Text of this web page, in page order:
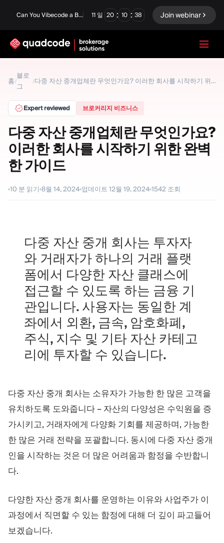
Can You Vibecode a Brokerage Platform? 11 일 20 : 10 : 37 Join webinar
홈 /
블로
그
/ 다중 자산 중개업체란 무엇인가요? 이러한 회사를 시작하기 위한 완벽한 가이드
Expert reviewed 브로커리지 비즈니스
다중 자산 중개업체란 무엇인가요?
이러한 회사를 시작하기 위한 완벽
한 가이드
10 분 읽기 8월 14, 2024 업데이트 12월 19, 2024 1542 조회
다중 자산 중개 회사는 투자자
와 거래자가 하나의 거래 플랫
폼에서 다양한 자산 클래스에
접근할 수 있도록 하는 금융 기
관입니다. 사용자는 동일한 계
좌에서 외환, 금속, 암호화폐,
주식, 지수 및 기타 자산 카테고
리에 투자할 수 있습니다.
다중 자산 중개 회사는 소유자가 가능한 한 많은 고객을
유치하도록 도와줍니다 – 자산의 다양성은 수익원을 증
가시키고, 거래자에게 다양화 기회를 제공하며, 가능한
한 많은 거래 전략을 포괄합니다. 동시에 다중 자산 중개
인을 시작하는 것은 더 많은 어려움과 함정을 수반합니
다.
다양한 자산 중개 회사를 운영하는 이유와 사업주가 이
과정에서 직면할 수 있는 함정에 대해 더 깊이 파고들어
보겠습니다.
턴키 솔루션
Forex / CFD
바이너리 옵션
리소스
마케팅 가이드
블로그
용어집
동영상 튜토리얼
수익 계산기
비즈니스 계획
더보기
회사 소개
팀
이벤트
통계
회사 뉴스
채용
지속가능성